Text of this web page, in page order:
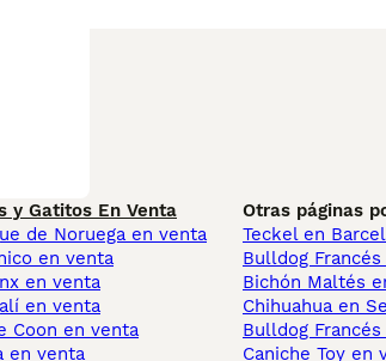
y Gatitos En Venta
de Noruega en venta
en venta
en venta
en venta
Coon en venta
en venta
Otras páginas
Teckel en
Bulldog
Bichón Maltés
Chihuahua en
Bulldog
Caniche Toy en